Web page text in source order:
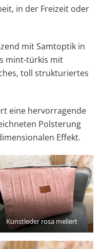
in der Freizeit oder
mit Samtoptik in
mint-türkis mit
toll strukturiertes
eine hervorragende
Polsterung
Effekt.
Kunstleder rosa meliert